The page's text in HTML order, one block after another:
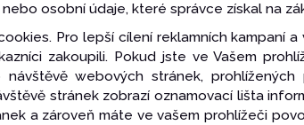
osobní údaje, které správce získal na
Pro lepší cílení reklamních kampaní
zakoupili. Pokud jste ve Vašem
webových stránek,
stránek zobrazí oznamovací lišta
a zároveň máte ve vašem prohlížeči